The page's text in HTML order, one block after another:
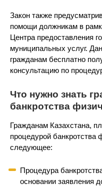
Закон также
помощи должникам в
Центра предоставления
муниципальных услуг.
гражданам бесплатно
консультацию по
Что нужно знать
банкротства
Гражданам Казахстана,
процедурой банкротства
следующее:
Процедура
основании заявления